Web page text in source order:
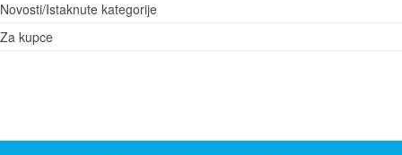
Novosti/Istaknute kategorije
Za kupce